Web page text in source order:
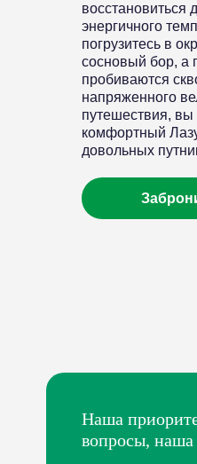
восстановиться
энергичного
погрузитесь в
сосновый бор, а
пробиваются
напряженного
путешествия, вы
комфортный
довольных
Наша
вопросы, наша